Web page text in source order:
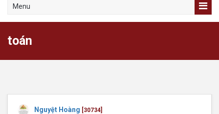
Menu
toán
Nguyệt Hoàng
[30734]